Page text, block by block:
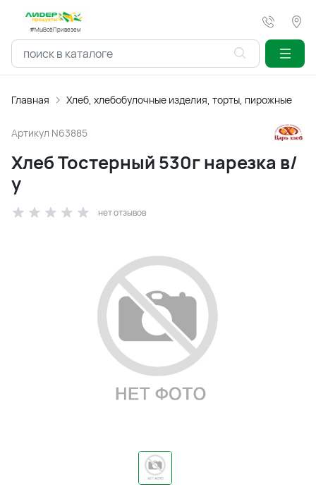
#МыВсёПривезем
Главная Хлеб, хлебобулочные изделия, торты, пирожные
Артикул N63885
Хлеб Тостерный 530г нарезка в/
у
нет отзывов